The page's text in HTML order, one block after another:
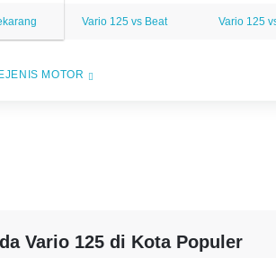
Vario 125 vs Beat Vario 125
MOTOR
Vario 125 di Kota Populer